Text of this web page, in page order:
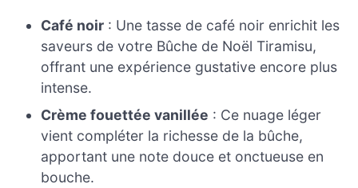
Café noir : Une tasse de café noir enrichit les
saveurs de votre Bûche de Noël Tiramisu,
offrant une expérience gustative encore plus
intense.
Crème fouettée vanillée : Ce nuage léger
vient compléter la richesse de la bûche,
apportant une note douce et onctueuse en
bouche.